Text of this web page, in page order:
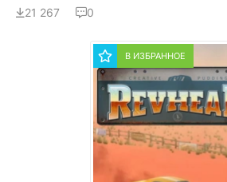
21 267 0
В ИЗБРАННОЕ